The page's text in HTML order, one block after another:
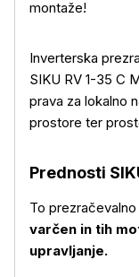
montaže!
Inverterska
SIKU RV 1-35 C
prava za lokalno
prostore ter
Prednosti
To
varčen in tih
upravljanje.